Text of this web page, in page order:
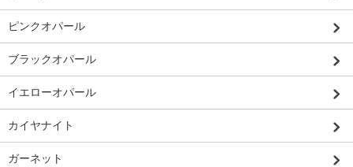
ピンクオパール
ブラックオパール
イエローオパール
カイヤナイト
ガーネット